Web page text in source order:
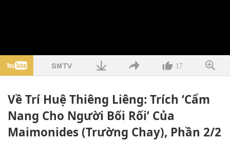
17
Về Trí Huệ Thiêng Liêng: Trích ‘Cẩm
Nang Cho Người Bối Rối’ Của
Maimonides (Trường Chay), Phần 2/2